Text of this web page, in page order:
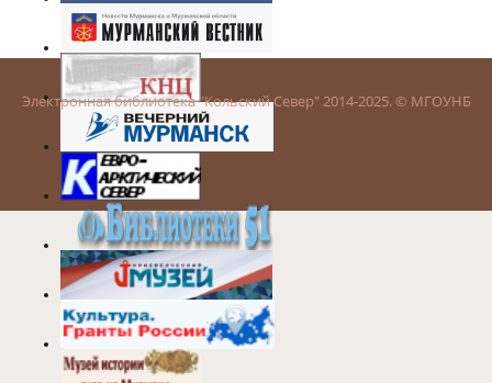
Электронная библиотека "Кольский Север" 2014-2025. © МГОУНБ